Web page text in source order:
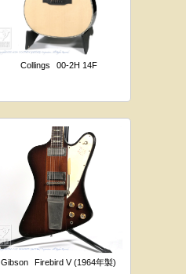
Collings 00-2H 14F
Gibson Firebird V (1964年製)